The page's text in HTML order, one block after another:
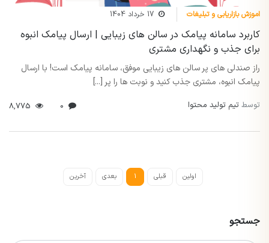
اموزش بازاریابی و تبلیغات 17 خرداد 1404
کاربرد سامانه پیامک در سالن های زیبایی | ارسال پیامک انبوه
برای جذب و نگهداری مشتری
راز صندلی های پر سالن های زیبایی موفق، سامانه پیامک است! با ارسال
پیامک انبوه، مشتری جذب کنید و نوبت ها را پر [...]
توسط تیم تولید محتوا
اولین قبلی 1 بعدی آخرین
جستجو